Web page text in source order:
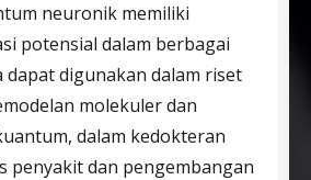
neuronik memiliki
potensial dalam berbagai
dapat digunakan dalam riset
molekuler dan
dalam kedokteran
penyakit dan pengembangan